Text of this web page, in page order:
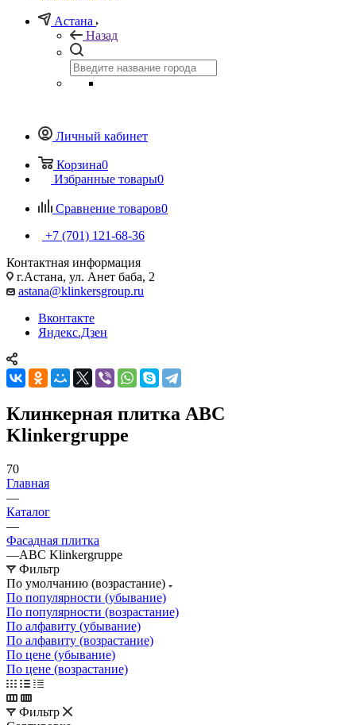
Астана
Назад
Личный кабинет
Корзина0
Избранные товары0
Сравнение товаров0
+7 (701) 121-68-36
Контактная информация
г.Астана, ул. Анет баба, 2
astana@klinkersgroup.ru
Вконтакте
Яндекс.Дзен
Клинкерная плитка ABC
Klinkergruppe
70
Главная
—
Каталог
—
Фасадная плитка
—ABC Klinkergruppe
Фильтр
По умолчанию (возрастание)
По популярности (убывание)
По популярности (возрастание)
По алфавиту (убывание)
По алфавиту (возрастание)
По цене (убывание)
По цене (возрастание)
Фильтр